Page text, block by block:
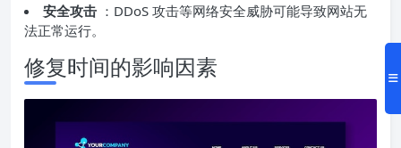
安全攻击 ：DDoS 攻击等网络安全威胁可能导致网站无
法正常运行。
修复时间的影响因素